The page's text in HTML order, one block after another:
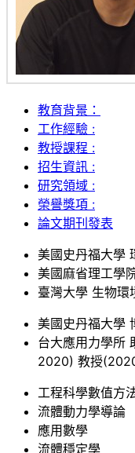
教育背景：
工作經驗 :
教授課程 :
招生資訊 :
研究領域 :
榮譽獎項 :
論文期刊發表
美國史丹福大學
美國麻省理工學
臺灣大學 生物環
美國史丹福大學
台大應用力學所
2020) 教授
工程科學數值方
流體動力學導論
應用數學
流體穩定學